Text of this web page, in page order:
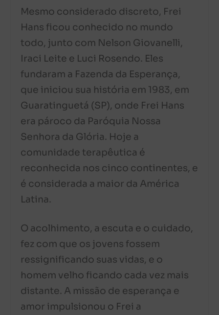
Mesmo considerado discreto, Frei
Hans ficou conhecido no mundo
todo, junto com Nelson Giovanelli,
Iraci Leite e Luci Rosendo. Eles
fundaram a Fazenda da Esperança,
que iniciou sua história em 1983, em
Guaratinguetá (SP), onde Frei Hans
era pároco da Paróquia Nossa
Senhora da Glória. Hoje a
comunidade terapêutica é
reconhecida nos cinco continentes, e
é considerada a maior da América
Latina.
O acolhimento, a escuta e o cuidado,
fez com que os jovens fossem
ressignificando suas vidas, e o
homem velho ficando cada vez mais
distante. A missão de esperança e
amor impulsionou o Frei a